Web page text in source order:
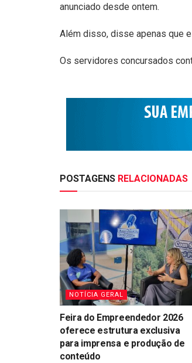
anunciado desde ontem.
Além disso, disse apenas que
Os servidores concursados
POSTAGENS RELACIONADAS
NOTÍCIA GERAL
Feira do Empreendedor 2026
oferece estrutura exclusiva
para imprensa e produção de
conteúdo